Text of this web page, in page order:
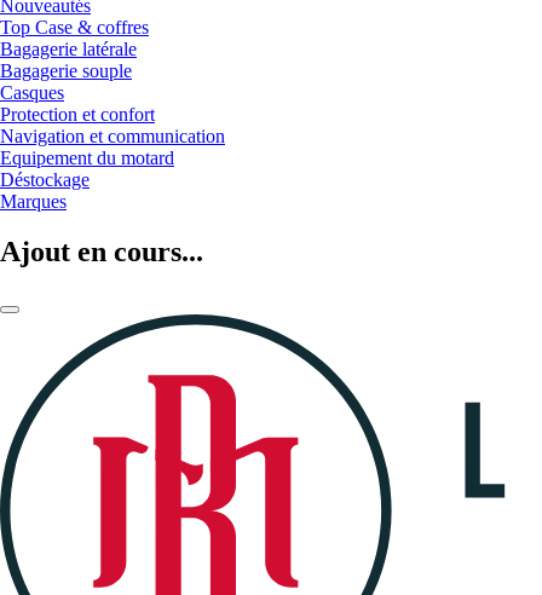
Nouveautés
Top Case & coffres
Bagagerie latérale
Bagagerie souple
Casques
Protection et confort
Navigation et communication
Equipement du motard
Déstockage
Marques
Ajout en cours...